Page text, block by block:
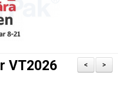
>
<
VT2026